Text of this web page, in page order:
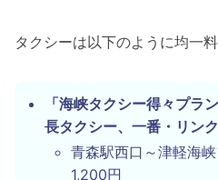
タクシーは以下のように均一
「海峡タクシー得々プラ
長タクシー、一番・リンク
青森駅西口～津軽海
1,200円